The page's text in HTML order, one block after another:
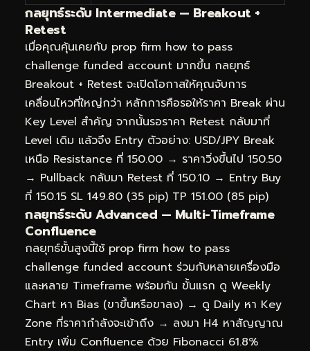
กลยุทธ์ระดับ Intermediate — Breakout +
Retest
เมื่อคุณคุ้นเคยกับ prop firm how to pass
challenge funded account มากขึ้น กลยุทธ์
Breakout + Retest จะเปิดโอกาสให้คุณจับการ
เคลื่อนไหวที่ใหญ่กว่า หลักการคือรอให้ราคา Break ผ่าน
Key Level สำคัญ จากนั้นรอราคา Retest กลับมาที่
Level เดิม แล้วจึง Entry ตัวอย่าง: USD/JPY Break
เหนือ Resistance ที่ 150.00 → ราคาวิ่งขึ้นไป 150.50
→ Pullback กลับมา Retest ที่ 150.10 → Entry Buy
ที่ 150.15 SL 149.80 (35 pip) TP 151.00 (85 pip)
กลยุทธ์ระดับ Advanced — Multi-Timeframe
Confluence
กลยุทธ์ขั้นสูงนี้ใช้ prop firm how to pass
challenge funded account ร่วมกับหลายเครื่องมือ
และหลาย Timeframe พร้อมกัน ขั้นแรก ดู Weekly
Chart หา Bias (ขาขึ้นหรือขาลง) → ดู Daily หา Key
Zone ที่ราคากำลังจะเข้าถึง → ลงมา H4 หาสัญญาณ
Entry เพิ่ม Confluence ด้วย Fibonacci 61.8%